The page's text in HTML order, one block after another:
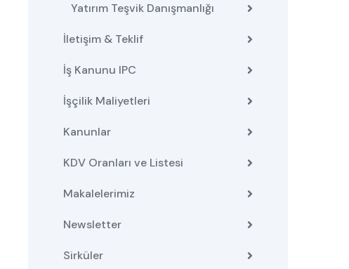
Yatırım Teşvik Danışmanlığı
İletişim & Teklif
İş Kanunu IPC
İşçilik Maliyetleri
Kanunlar
KDV Oranları ve Listesi
Makalelerimiz
Newsletter
Sirküler